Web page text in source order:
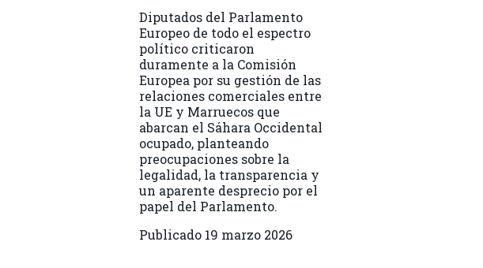
Diputados del Parlamento
Europeo de todo el espectro
político criticaron
duramente a la Comisión
Europea por su gestión de las
relaciones comerciales entre
la UE y Marruecos que
abarcan el Sáhara Occidental
ocupado, planteando
preocupaciones sobre la
legalidad, la transparencia y
un aparente desprecio por el
papel del Parlamento.
Publicado 19 marzo 2026